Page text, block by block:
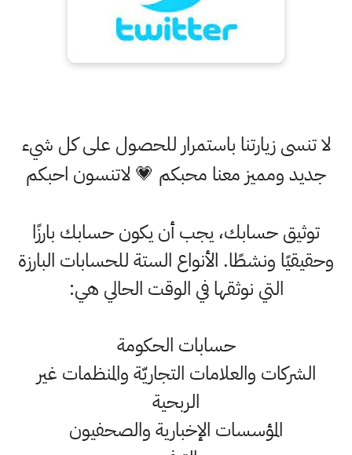
لا تنسى زيارتنا باستمرار للحصول على كل شيء
جديد ومميز معنا محبكم 💗 لاتنسون احبكم
توثيق حسابك، يجب أن يكون حسابك بارزًا
وحقيقيًا ونشطًا. الأنواع الستة للحسابات البارزة
التي نوثقها في الوقت الحالي هي:
حسابات الحكومة
الشركات والعلامات التجاريّة والمنظمات غير
الربحية
المؤسسات الإخبارية والصحفيون